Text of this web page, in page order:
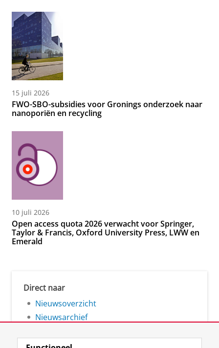
15 juli 2026
FWO-SBO-subsidies voor Gronings onderzoek naar
nanoporiën en recycling
10 juli 2026
Open access quota 2026 verwacht voor Springer,
Taylor & Francis, Oxford University Press, LWW en
Emerald
Direct naar
Nieuwsoverzicht
Nieuwsarchief